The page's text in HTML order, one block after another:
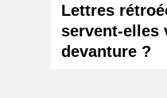
Lettres
servent-elles
devanture ?